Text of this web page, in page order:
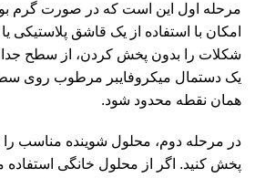
مرحله اول این است که در صورت گرم
امکان با استفاده از یک قاشق پلاستیکی
شکلات را بدون پخش کردن، از سطح جدا
یک دستمال میکروفایبر مرطوب روی سطح
همان نقطه محدود شود.
در مرحله دوم، محلول شوینده مناسب را
پخش کنید. اگر از محلول خانگی استفاده